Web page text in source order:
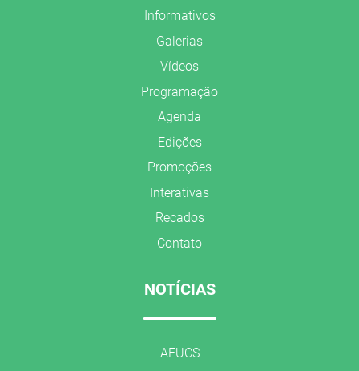
Informativos
Galerias
Vídeos
Programação
Agenda
Edições
Promoções
Interativas
Recados
Contato
NOTÍCIAS
AFUCS